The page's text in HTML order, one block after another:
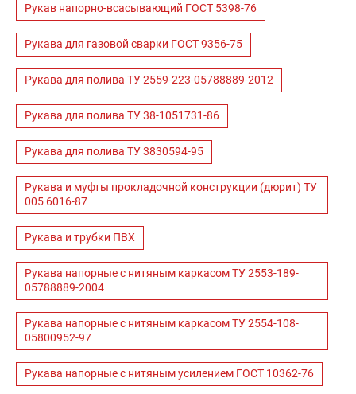
Рукав напорно-всасывающий ГОСТ 5398-76
Рукава для газовой сварки ГОСТ 9356-75
Рукава для полива ТУ 2559-223-05788889-2012
Рукава для полива ТУ 38-1051731-86
Рукава для полива ТУ 3830594-95
Рукава и муфты прокладочной конструкции (дюрит) ТУ
005 6016-87
Рукава и трубки ПВХ
Рукава напорные с нитяным каркасом ТУ 2553-189-
05788889-2004
Рукава напорные с нитяным каркасом ТУ 2554-108-
05800952-97
Рукава напорные с нитяным усилением ГОСТ 10362-76